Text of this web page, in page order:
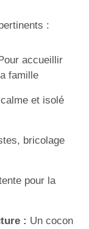
:
accueillir
famille
et isolé
bricolage
pour la
: Un cocon